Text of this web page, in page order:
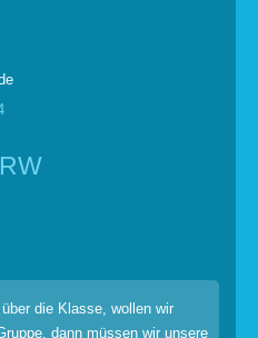
die Klasse, wollen wir
dann müssen wir unsere